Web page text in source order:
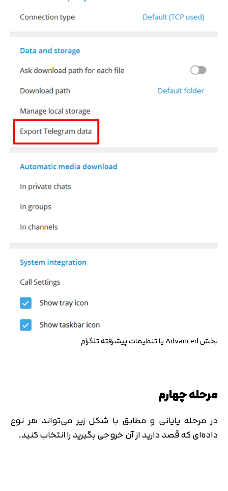
بخش Advanced یا تنظیمات پیشرفته تلگرام
مرحله چهارم
در مرحله پایانی و مطابق با شکل زیر می‌تواند هر نوع
داده‌ای که قصد دارید از آن خروجی بگیرید را انتخاب کنید.